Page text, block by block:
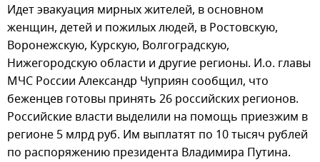
Идет эвакуация мирных жителей, в основном
женщин, детей и пожилых людей, в Ростовскую,
Воронежскую, Курскую, Волгоградскую,
Нижегородскую области и другие регионы. И.о. главы
МЧС России Александр Чуприян сообщил, что
беженцев готовы принять 26 российских регионов.
Российские власти выделили на помощь приезжим в
регионе 5 млрд руб. Им выплатят по 10 тысяч рублей
по распоряжению президента Владимира Путина.